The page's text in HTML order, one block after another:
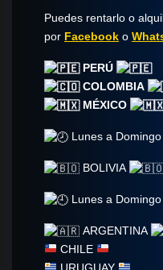
Puedes rentarlo o
por Facebook o
PERÚ
COLOMBIA
MÉXICO
Lunes a
BOLIVIA
Lunes a
ARGENTINA
CHILE